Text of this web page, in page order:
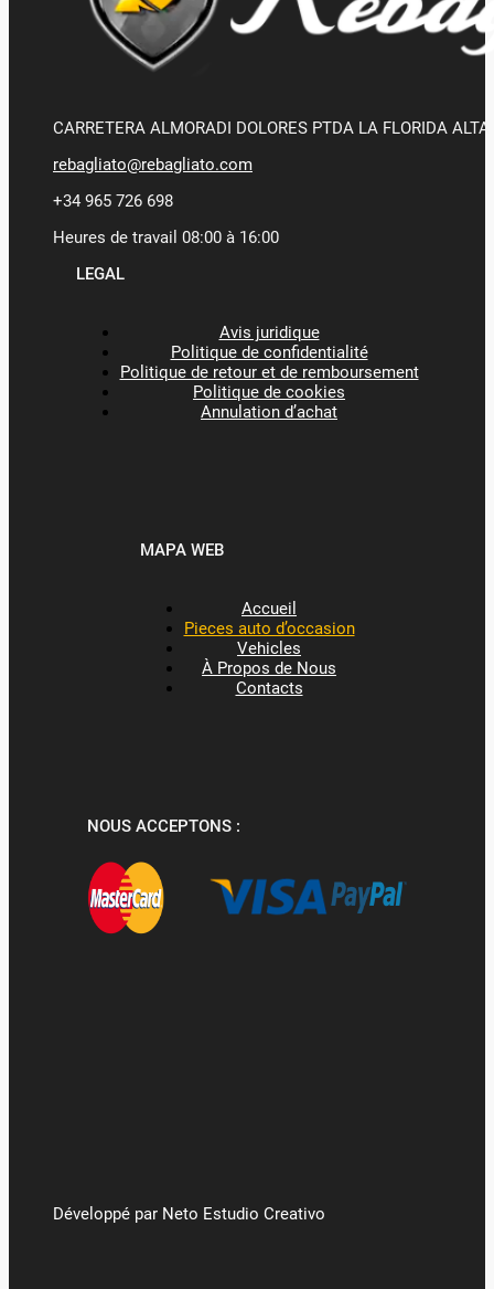
CARRETERA ALMORADI DOLORES PTDA LA FLORIDA
rebagliato@rebagliato.com
+34 965 726 698
Heures de travail 08:00 à 16:00
LEGAL
Avis juridique
Politique de confidentialité
Politique de retour et de remboursement
Politique de cookies
Annulation d’achat
MAPA WEB
Accueil
Pieces auto d’occasion
Vehicles
À Propos de Nous
Contacts
NOUS ACCEPTONS :
Développé par Neto Estudio Creativo